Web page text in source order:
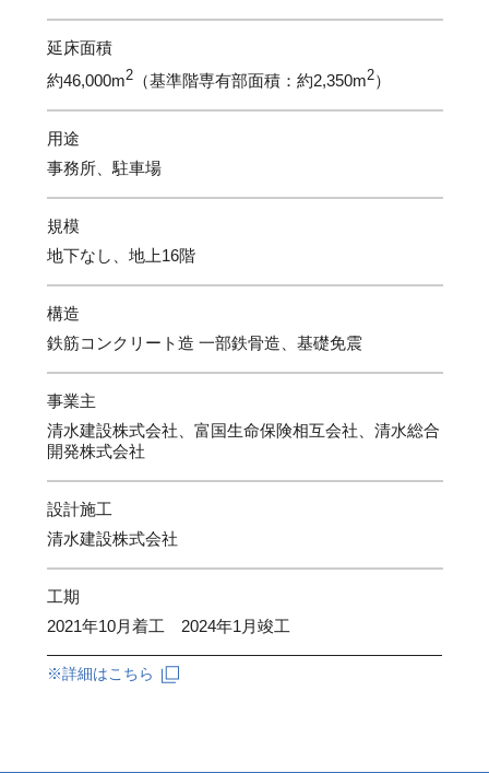
延床面積
約46,000m2（基準階専有部面積：約2,350m2）
用途
事務所、駐車場
規模
地下なし、地上16階
構造
鉄筋コンクリート造 一部鉄骨造、基礎免震
事業主
清水建設株式会社、富国生命保険相互会社、清水総合
開発株式会社
設計施工
清水建設株式会社
工期
2021年10月着工 2024年1月竣工
※詳細はこちら